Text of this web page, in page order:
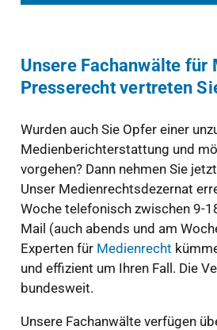
Unsere Fachanwälte für
Presserecht vertreten
Wurden auch Sie Opfer einer
Medienberichterstattung und
vorgehen? Dann nehmen Sie
Unser Medienrechtsdezernat
Woche telefonisch zwischen 9-
Mail (auch abends und am
Experten für Medienrecht
und effizient um Ihren Fall. Die
bundesweit.
Unsere Fachanwälte verfügen